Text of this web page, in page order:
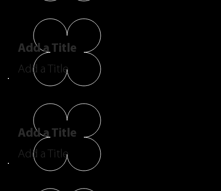
Add a Title
Add a Title
Add a Title
Add a Title